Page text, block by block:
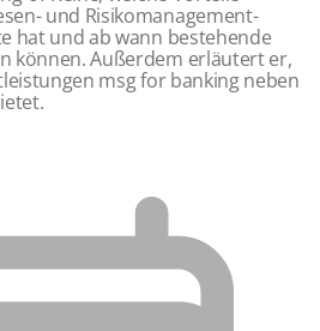
und Risikomanagement-
hat und ab wann bestehende
können. Außerdem erläutert er,
msg for banking neben